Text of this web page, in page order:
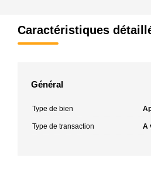
Caractéristiques
Général
Type de bien
Type de transaction A